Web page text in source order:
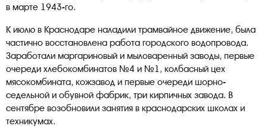
в марте 1943-го.
К июлю в Краснодаре наладили трамвайное движение, была
частично восстановлена работа городского водопровода.
Заработали маргариновый и мыловаренный заводы, первые
очереди хлебокомбинатов №4 и №1, колбасный цех
мясокомбината, кожзавод и первые очереди шорно-
седельной и обувной фабрик, три кирпичных завода. В
сентябре возобновили занятия в краснодарских школах и
техникумах.